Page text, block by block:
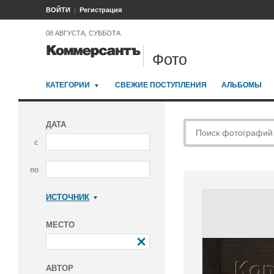
ВОЙТИ Регистрация
08 АВГУСТА, СУББОТА
Фото
КАТЕГОРИИ СВЕЖИЕ ПОСТУПЛЕНИЯ АЛЬБОМЫ
ДАТА
с
по
ИСТОЧНИК
МЕСТО
АВТОР